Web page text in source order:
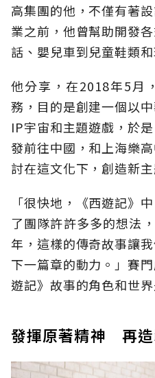
高集團的他，不僅有著
業之前，他曾幫助開發
話、嬰兒車到兒童鞋類和
他分享，在2018年5月
務，目的是創建一個以
IP宇宙和主題遊戲，於
發前往中國，和上海樂
討在這文化下，創造新主
「很快地，《西遊記》
了團隊許許多多的想法
年，這樣的傳奇故事讓
下一篇章的動力。」賽
遊記》故事的角色和世
發揮原著精神 再造